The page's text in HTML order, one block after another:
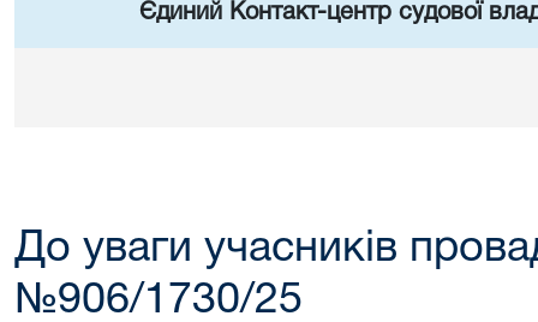
Єдиний Контакт-центр судової
До уваги учасників
№906/1730/25